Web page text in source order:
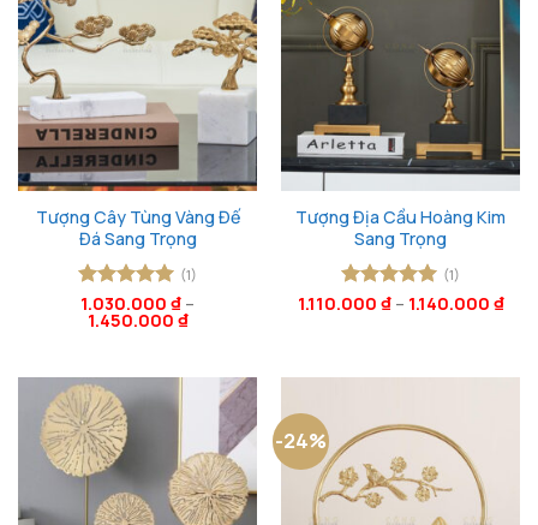
Tượng Cây Tùng Vàng Đế
Đá Sang Trọng
Được xếp
hạng55
(1)
1.030.000 ₫ –
1.450.000 ₫
Tượng Địa Cầu Hoàng Kim
Sang Trọng
Được xếp
(1)
1.110.000 ₫– 1.140.000 ₫
-24%